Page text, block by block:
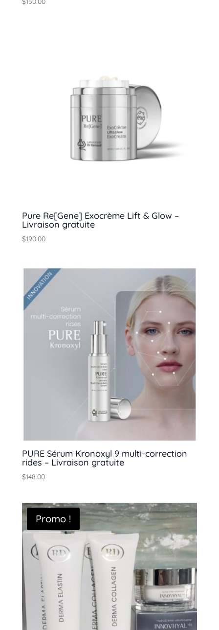
Pure Re[Gene] Exocrème Lift & Glow –
Livraison gratuite
$190.00
PURE Sérum Kronoxyl 9 multi-correction
rides – Livraison gratuite
$148.00
Promo !